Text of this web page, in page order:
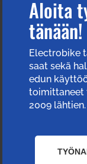
Aloita
tänään!
Electrobike
saat sekä
edun
toimittaneet
2009 lähtien.